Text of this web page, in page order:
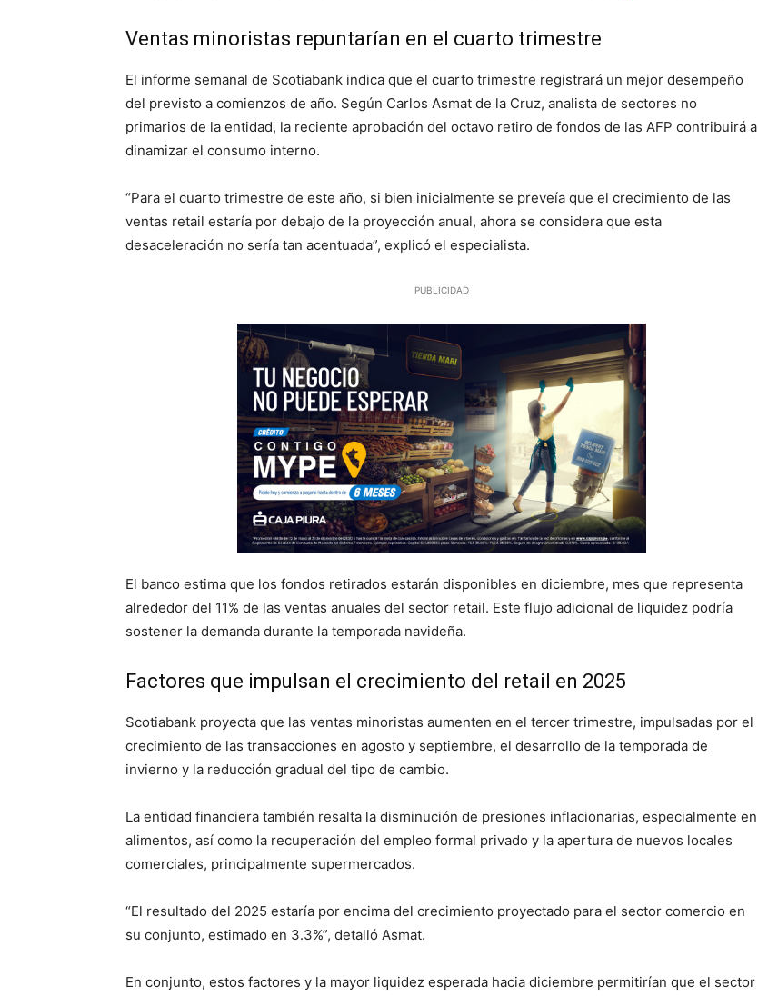
Ventas minoristas repuntarían en el cuarto trimestre
El informe semanal de Scotiabank indica que el cuarto trimestre registrará un mejor desempeño
del previsto a comienzos de año. Según Carlos Asmat de la Cruz, analista de sectores no
primarios de la entidad, la reciente aprobación del octavo retiro de fondos de las AFP contribuirá a
dinamizar el consumo interno.
“Para el cuarto trimestre de este año, si bien inicialmente se preveía que el crecimiento de las
ventas retail estaría por debajo de la proyección anual, ahora se considera que esta
desaceleración no sería tan acentuada”, explicó el especialista.
PUBLICIDAD
El banco estima que los fondos retirados estarán disponibles en diciembre, mes que representa
alrededor del 11% de las ventas anuales del sector retail. Este flujo adicional de liquidez podría
sostener la demanda durante la temporada navideña.
Factores que impulsan el crecimiento del retail en 2025
Scotiabank proyecta que las ventas minoristas aumenten en el tercer trimestre, impulsadas por el
crecimiento de las transacciones en agosto y septiembre, el desarrollo de la temporada de
invierno y la reducción gradual del tipo de cambio.
La entidad financiera también resalta la disminución de presiones inflacionarias, especialmente en
alimentos, así como la recuperación del empleo formal privado y la apertura de nuevos locales
comerciales, principalmente supermercados.
“El resultado del 2025 estaría por encima del crecimiento proyectado para el sector comercio en
su conjunto, estimado en 3.3%”, detalló Asmat.
En conjunto, estos factores y la mayor liquidez esperada hacia diciembre permitirían que el sector